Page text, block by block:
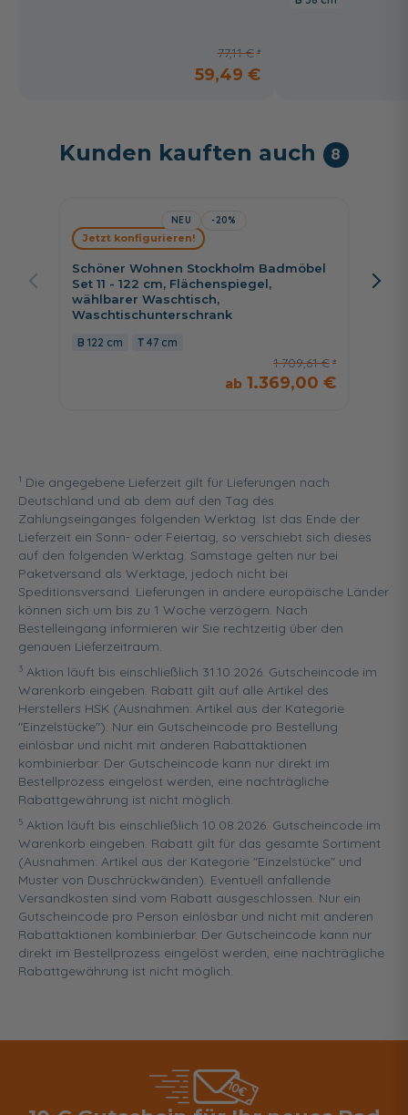
77,11 €
59,49 €
Kunden kauften auch 8
NEU -20%
Schöner Wohnen Stockholm Badmöbel
Set 11 - 122 cm, Flächenspiegel,
wählbarer Waschtisch,
Waschtischunterschrank
122 cm 47 cm
1.709,61 €
1.369,00 €
Jetzt konfigurieren!
1 Die angegebene Lieferzeit gilt für Lieferungen nach
Deutschland und ab dem auf den Tag des
Zahlungseinganges folgenden Werktag. Ist das Ende der
Lieferzeit ein Sonn- oder Feiertag, so verschiebt sich dieses
auf den folgenden Werktag. Samstage gelten nur bei
Paketversand als Werktage, jedoch nicht bei
Speditionsversand. Lieferungen in andere europäische Länder
können sich um bis zu 1 Woche verzögern. Nach
Bestelleingang informieren wir Sie rechtzeitig über den
genauen Lieferzeitraum.
3 Aktion läuft bis einschließlich 31.10.2026. Gutscheincode im
Warenkorb eingeben. Rabatt gilt auf alle Artikel des
Herstellers HSK (Ausnahmen: Artikel aus der Kategorie
"Einzelstücke"). Nur ein Gutscheincode pro Bestellung
einlösbar und nicht mit anderen Rabattaktionen
kombinierbar. Der Gutscheincode kann nur direkt im
Bestellprozess eingelöst werden, eine nachträgliche
Rabattgewährung ist nicht möglich.
5 Aktion läuft bis einschließlich 10.08.2026. Gutscheincode im
Warenkorb eingeben. Rabatt gilt für das gesamte Sortiment
(Ausnahmen: Artikel aus der Kategorie "Einzelstücke" und
Muster von Duschrückwänden). Eventuell anfallende
Versandkosten sind vom Rabatt ausgeschlossen. Nur ein
Gutscheincode pro Person einlösbar und nicht mit anderen
Rabattaktionen kombinierbar. Der Gutscheincode kann nur
direkt im Bestellprozess eingelöst werden, eine nachträgliche
Rabattgewährung ist nicht möglich.